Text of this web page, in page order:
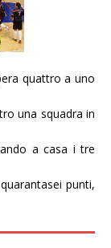
quattro a uno
una squadra in
a casa i tre
punti,